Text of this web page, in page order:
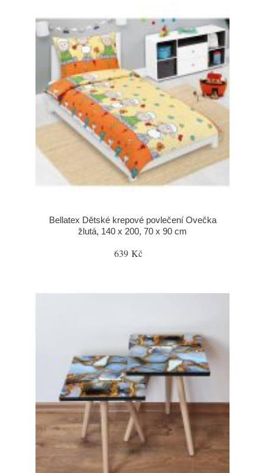
Bellatex Dětské krepové povlečení Ovečka
žlutá, 140 x 200, 70 x 90 cm
639 Kč